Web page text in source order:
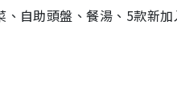
自助頭盤、餐湯、5款新加